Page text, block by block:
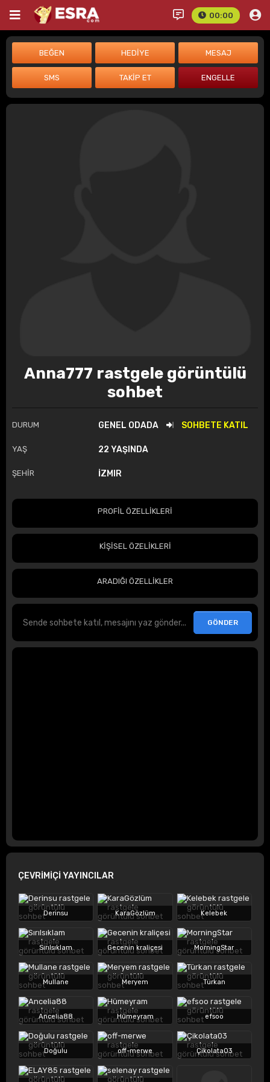
00:00
Anna777 rastgele görüntülü
sohbet
DURUM GENEL ODADA SOHBETE KATIL
YAŞ 22 YAŞINDA
ŞEHİR İZMIR
PROFİL ÖZELLİKLERİ
KİŞİSEL ÖZELİKLERİ
ARADIĞI ÖZELLİKLER
ÇEVRİMİÇİ YAYINCILAR
Derinsu KaraGözlüm Kelebek
Sırılsıklam Gecenin kraliçesi MorningStar
Mullane Meryem Türkan
Ancelia88 Hümeyram efsoo
Doğulu off-merwe Çikolata03